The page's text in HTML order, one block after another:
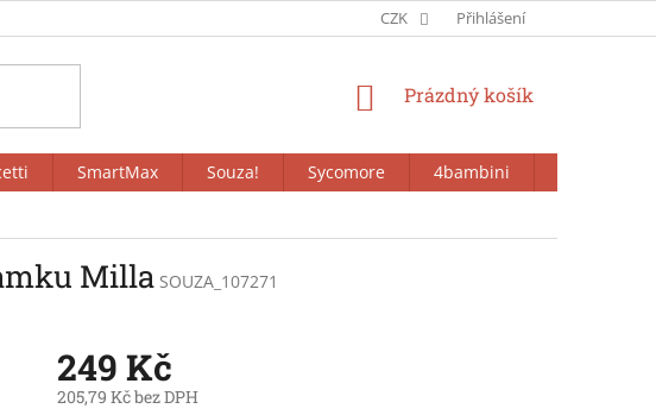
CZK Přihlášení
NÁKUPNÍ
Prázdný košík
SmartMax Souza! Sycomore 4bambini
Milla SOUZA_107271
249 Kč
205,79 Kč bez DPH